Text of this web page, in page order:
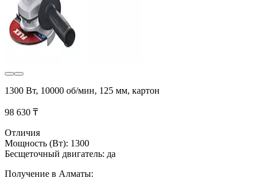
1300 Вт, 10000 об/мин, 125 мм, картон
98 630 ₸
Отличия
Мощность (Вт): 1300
Бесщеточный двигатель: да
Получение в Алматы: